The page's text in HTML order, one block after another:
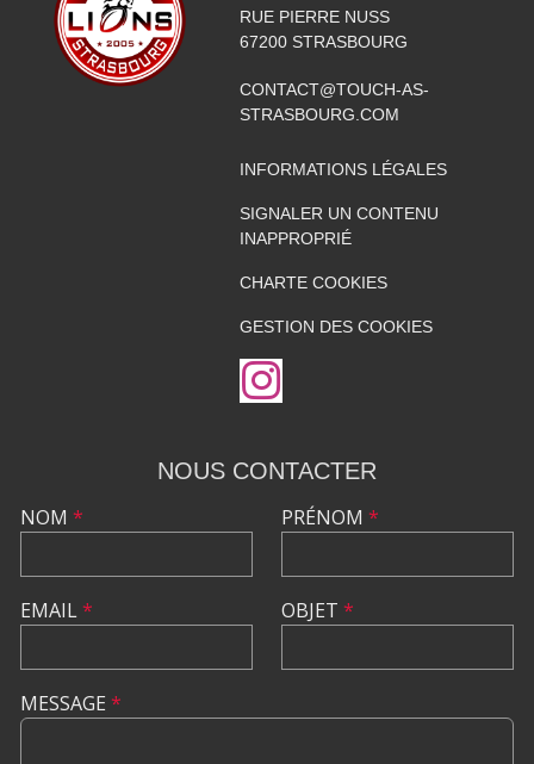
RUE PIERRE NUSS
67200 STRASBOURG
CONTACT@TOUCH-AS-
STRASBOURG.COM
INFORMATIONS LÉGALES
SIGNALER UN CONTENU
INAPPROPRIÉ
CHARTE COOKIES
GESTION DES COOKIES
NOUS CONTACTER
NOM *
EMAIL*
PRÉNOM *
OBJET *
MESSAGE *